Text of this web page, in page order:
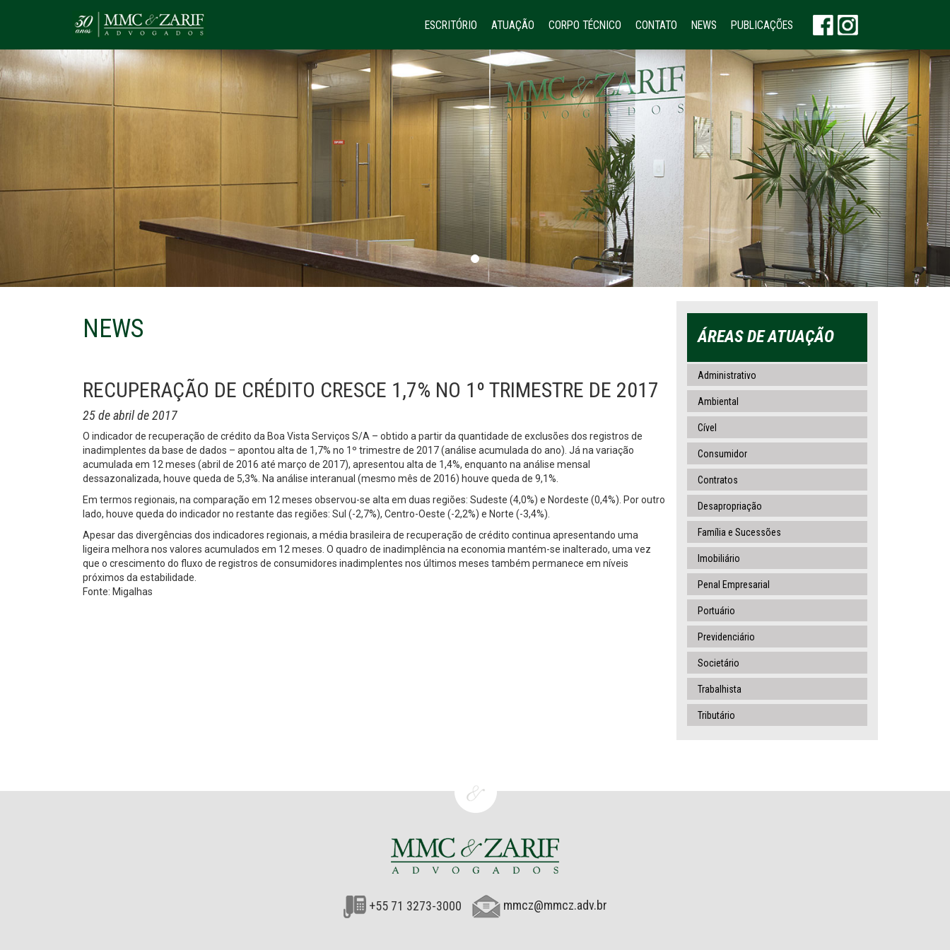
ESCRITÓRIO ATUAÇÃO CORPO TÉCNICO CONTATO NEWS PUBLICAÇÕES
NEWS
RECUPERAÇÃO DE CRÉDITO CRESCE 1,7% NO 1º TRIMESTRE DE 2017
25 de abril de 2017
O indicador de recuperação de crédito da Boa Vista Serviços S/A – obtido a partir da quantidade de exclusões dos registros de
inadimplentes da base de dados – apontou alta de 1,7% no 1º trimestre de 2017 (análise acumulada do ano). Já na variação
acumulada em 12 meses (abril de 2016 até março de 2017), apresentou alta de 1,4%, enquanto na análise mensal
dessazonalizada, houve queda de 5,3%. Na análise interanual (mesmo mês de 2016) houve queda de 9,1%.
Em termos regionais, na comparação em 12 meses observou-se alta em duas regiões: Sudeste (4,0%) e Nordeste (0,4%). Por outro
lado, houve queda do indicador no restante das regiões: Sul (-2,7%), Centro-Oeste (-2,2%) e Norte (-3,4%).
Apesar das divergências dos indicadores regionais, a média brasileira de recuperação de crédito continua apresentando uma
ligeira melhora nos valores acumulados em 12 meses. O quadro de inadimplência na economia mantém-se inalterado, uma vez
que o crescimento do fluxo de registros de consumidores inadimplentes nos últimos meses também permanece em níveis
próximos da estabilidade.
Fonte: Migalhas
ÁREAS DE ATUAÇÃO
Administrativo
Ambiental
Cível
Consumidor
Contratos
Desapropriação
Família e Sucessões
Imobiliário
Penal Empresarial
Portuário
Previdenciário
Societário
Trabalhista
Tributário
+55 71 3273-3000 mmcz@mmcz.adv.br